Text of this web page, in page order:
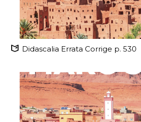
Didascalia Errata Corrige p. 530